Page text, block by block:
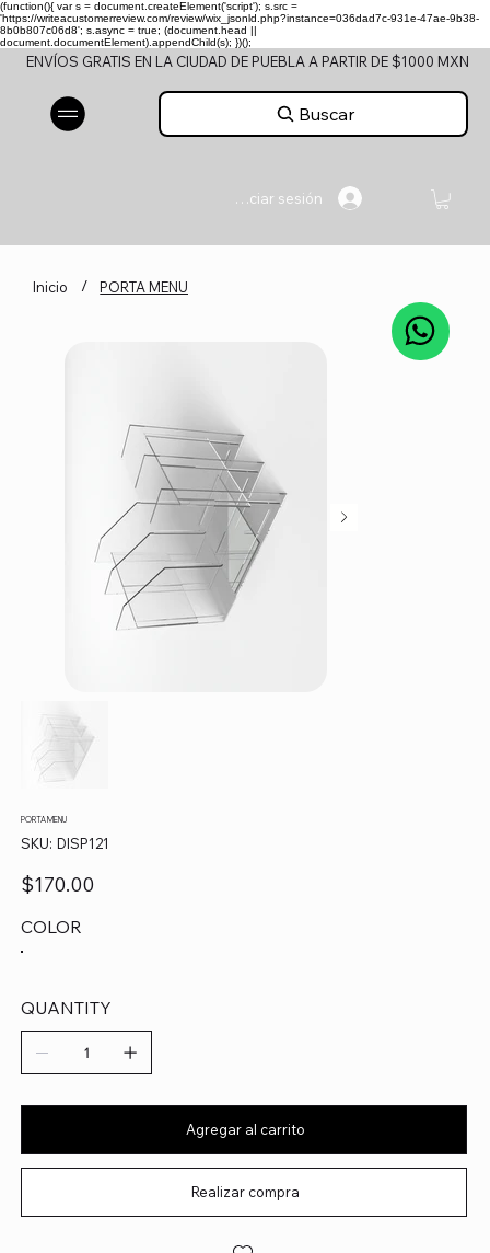
(function(){ var s = document.createElement('script'); s.src =
'https://writeacustomerreview.com/review/wix_jsonld.php?instance=036dad7c-931e-47ae-9b38-
8b0b807c06d8'; s.async = true; (document.head ||
document.documentElement).appendChild(s); })();
ENVÍOS GRATIS EN LA CIUDAD DE PUEBLA A PARTIR DE $1000 MXN
Buscar
Iniciar sesión
Inicio / PORTA MENU
PORTA MENU
SKU: SKU
DISP121
DISP121
Precio
$170.00
COLOR
QUANTITY
Agregar al carrito
Realizar compra